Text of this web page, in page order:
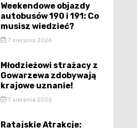
Weekendowe objazdy
autobusów 190 i 191: Co
musisz wiedzieć?
7 sierpnia 2026
Młodzieżowi strażacy z
Gowarzewa zdobywają
krajowe uznanie!
7 sierpnia 2026
Ratajskie Atrakcje: